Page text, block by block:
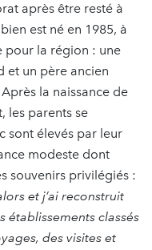
après être resté à
est né en 1985, à
pour la région : une
et un père ancien
la naissance de
les parents se
sont élevés par leur
modeste dont
souvenirs privilégiés :
et j’ai reconstruit
établissements classés
des visites et